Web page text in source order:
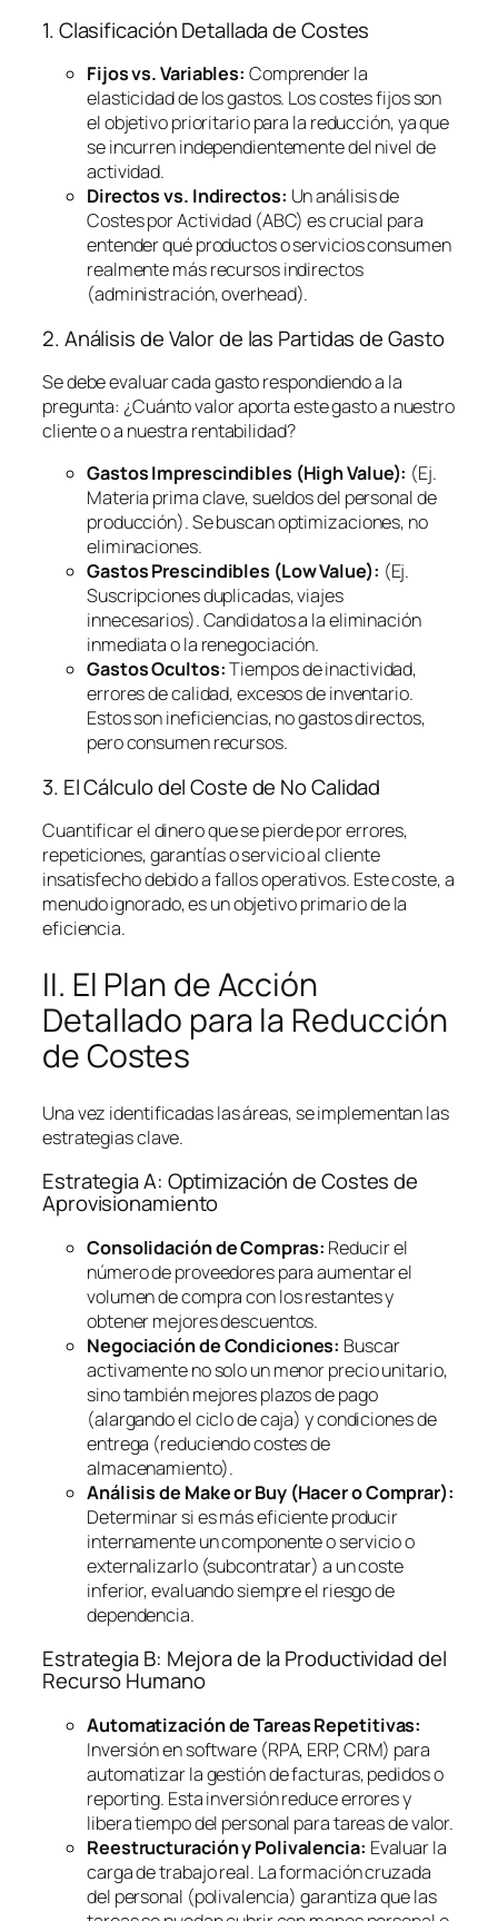
1. Clasificación Detallada de Costes
Fijos vs. Variables: Comprender la
elasticidad de los gastos. Los costes fijos son
el objetivo prioritario para la reducción, ya que
se incurren independientemente del nivel de
actividad.
Directos vs. Indirectos: Un análisis de
Costes por Actividad (ABC) es crucial para
entender qué productos o servicios consumen
realmente más recursos indirectos
(administración,overhead).
2. Análisis de Valor de las Partidas de Gasto
Se debe evaluar cada gasto respondiendo a la
pregunta: ¿Cuánto valor aporta este gasto a nuestro
cliente o a nuestra rentabilidad?
Gastos Imprescindibles (High Value): (Ej.
Materia prima clave, sueldos del personal de
producción). Se buscan optimizaciones, no
eliminaciones.
Gastos Prescindibles (Low Value): (Ej.
Suscripciones duplicadas, viajes
innecesarios). Candidatos a la eliminación
inmediata o la renegociación.
Gastos Ocultos:Tiempos de inactividad,
errores de calidad, excesos de inventario.
Estos son ineficiencias, no gastos directos,
pero consumen recursos.
3. El Cálculo del Coste de No Calidad
Cuantificar el dinero que se pierde por errores,
repeticiones, garantías o servicio al cliente
insatisfecho debido a fallos operativos. Este coste, a
menudo ignorado, es un objetivo primario de la
eficiencia.
II. El Plan de Acción
Detallado para la Reducción
de Costes
Una vez identificadas las áreas, se implementan las
estrategias clave.
Estrategia A: Optimización de Costes de
Aprovisionamiento
Consolidación de Compras: Reducir el
número de proveedores para aumentar el
volumen de compra con los restantes y
obtener mejores descuentos.
Negociación de Condiciones: Buscar
activamente no solo un menor precio unitario,
sino también mejores plazos de pago
(alargando el ciclo de caja) y condiciones de
entrega (reduciendo costes de
almacenamiento).
Análisis de Make or Buy(Hacer o Comprar):
Determinar si es más eficiente producir
internamente un componente o servicio o
externalizarlo (subcontratar) a un coste
inferior, evaluando siempre el riesgo de
dependencia.
Estrategia B: Mejora de la Productividad del
Recurso Humano
Automatización de Tareas Repetitivas:
Inversión ensoftware(RPA, ERP, CRM) para
automatizar la gestión de facturas, pedidos o
reporting. Esta inversión reduce errores y
libera tiempo del personal para tareas de valor.
Reestructuración y Polivalencia: Evaluar la
carga de trabajo real. La formación cruzada
del personal (polivalencia) garantiza que las